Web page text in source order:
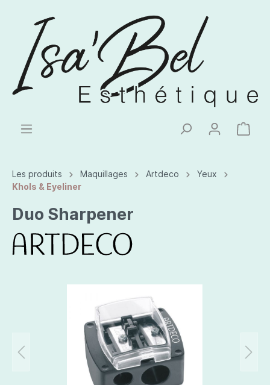
Les produits Maquillages Artdeco
Yeux
Khols & Eyeliner
Duo Sharpener